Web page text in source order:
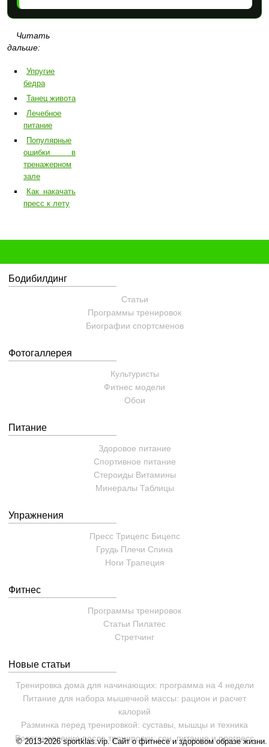
Читать
дальше:
Упругие
бедра
Танец живота
Лечебное
питание
Популярные
ошибки в
тренажерном
зале
Как накачать
пресс к лету
Бодибилдинг
Статьи
Программы тренировок
Биографии спортсменов
Фотогаллерея
Культуристы
Фитнес модели
Обои
Питание
Здоровое питание
Спортивное питание
Стероиды Витамины
Минералы Таблицы
Упражнения
Пресс Трицепс Бицепс
Грудь Плечи Спина
Ноги Трапеция
Фитнес
Программы тренировок
Статьи Пилатес
Cтретчинг
Новые статьи
Тренировка дома для начинающих: программа на 4 недели
Питание для набора мышечной массы: рацион и расчет
калорий
Разминка перед тренировкой: суставы, мышцы и техника
Восстановление после тренировки: сон, питание и прогресс
© 2013-2026 sportklas.vip. Сайт о фитнесе и здоровом образе